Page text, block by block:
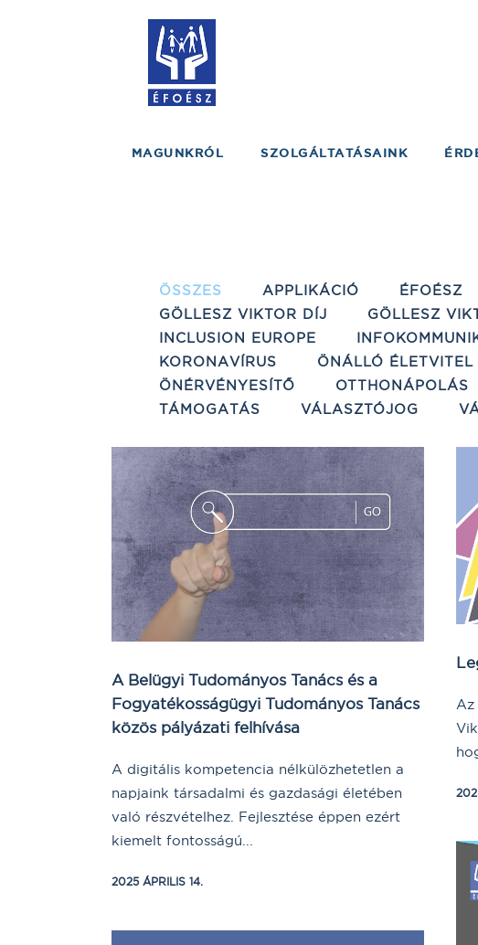
MAGUNKRÓL SZOLGÁLTATÁSAINK
ÖSSZES APPLIKÁCIÓ ÉFOÉSZ
GÖLLESZ VIKTOR DÍJ
GÖLLESZ
INCLUSION EUROPE
KORONAVÍRUS
ÖNÁLLÓ ÉLETVITEL
ÖNÉRVÉNYESÍTŐ
OTTHONÁPOLÁS
TÁMOGATÁS
VÁLASZTÓJOG
A Belügyi Tudományos Tanács és a
Fogyatékosságügyi Tudományos Tanács
közös pályázati felhívása
A digitális kompetencia nélkülözhetetlen a
napjaink társadalmi és gazdasági életében
való részvételhez. Fejlesztése éppen ezért
kiemelt fontosságú...
2025 ÁPRILIS 14.
Az